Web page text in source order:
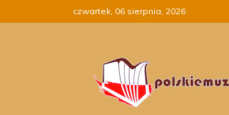
to
czwartek, 06 sierpnia, 2026